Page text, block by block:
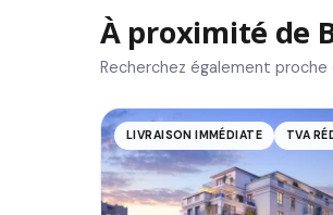
À proximité de
Recherchez également
LIVRAISON IMMÉDIATE TVA